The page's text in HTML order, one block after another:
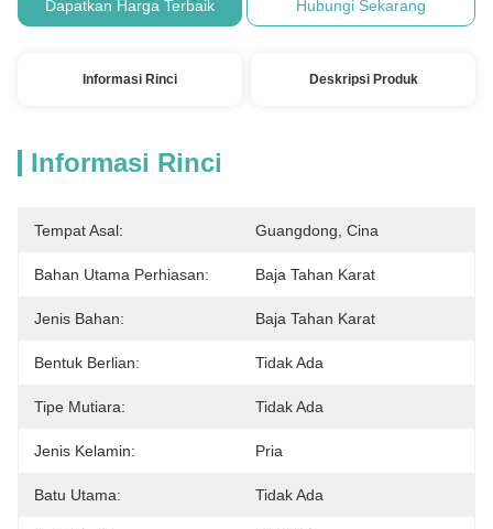
Dapatkan Harga Terbaik Hubungi Sekarang
Informasi Rinci Deskripsi Produk
Informasi Rinci
Tempat Asal: Guangdong, Cina
Bahan Utama Perhiasan: Baja Tahan Karat
Jenis Bahan: Baja Tahan Karat
Bentuk Berlian: Tidak Ada
Tipe Mutiara: Tidak Ada
Jenis Kelamin: Pria
Batu Utama: Tidak Ada